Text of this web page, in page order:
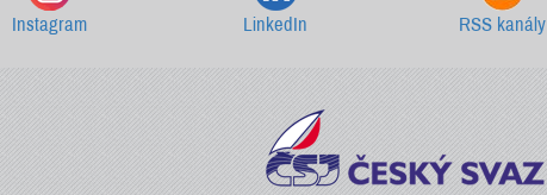
Instagram LinkedIn RSS kanály